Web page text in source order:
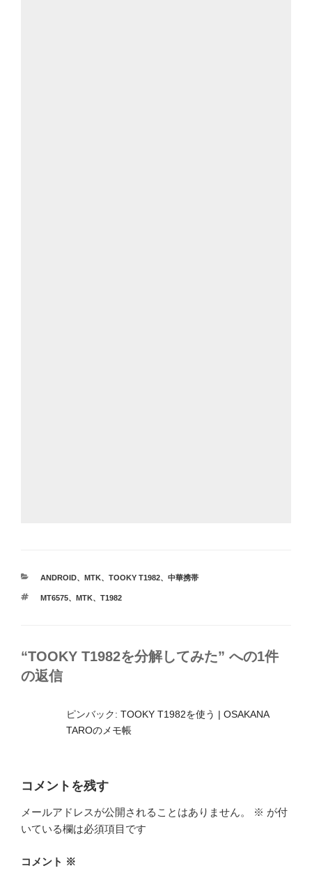
カ
ゴ
ANDROID、 MTK、 TOOKY T1982、 中華携帯
タ
MT6575、 MTK、 T1982
“TOOKY T1982を分解してみた” への1件
の返信
ピンバック: TOOKY T1982を使う | OSAKANA
TAROのメモ帳
コメントを残す
メールアドレスが公開されることはありません。 ※ が付
いている欄は必須項目です
コメント ※